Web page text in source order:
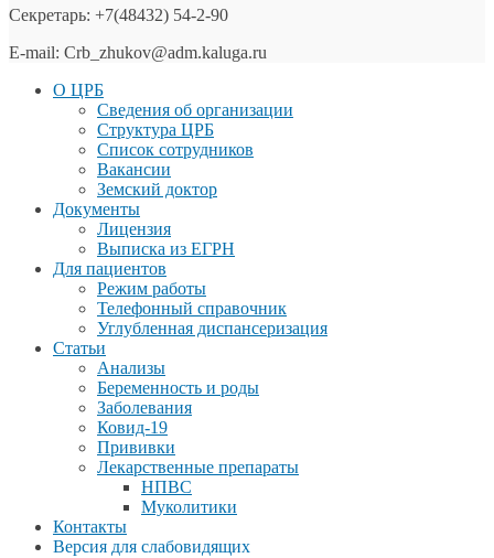
Секретарь: +7(48432) 54-2-90
E-mail: Crb_zhukov@adm.kaluga.ru
О ЦРБ
Сведения об организации
Структура ЦРБ
Список сотрудников
Вакансии
Земский доктор
Документы
Лицензия
Выписка из ЕГРН
Для пациентов
Режим работы
Телефонный справочник
Углубленная диспансеризация
Статьи
Анализы
Беременность и роды
Заболевания
Ковид-19
Прививки
Лекарственные препараты
НПВС
Муколитики
Контакты
Версия для слабовидящих